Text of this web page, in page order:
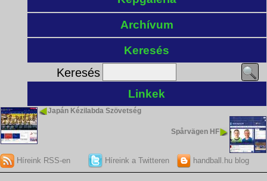
Archívum
Keresés
Keresés
Linkek
Japán Kézilabda Szövetség
Spårvägen HF
Híreink RSS-en Híreink a Twitteren handball.hu blog